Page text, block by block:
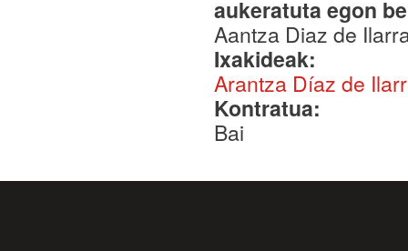
aukeratuta egon
Aantza Diaz de
Ixakideak:
Arantza Díaz de
Kontratua:
Bai